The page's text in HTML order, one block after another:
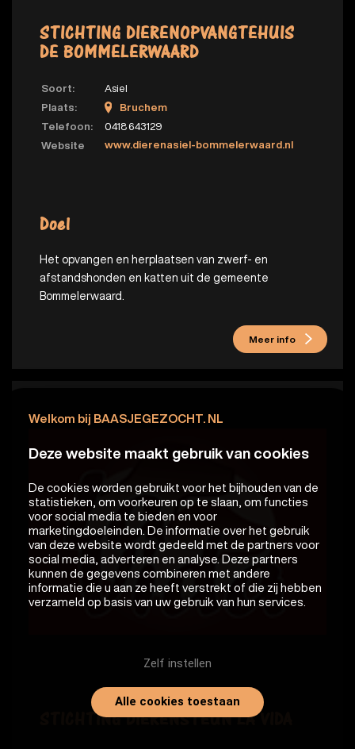
Welkom bij BAASJEGEZOCHT. NL
Deze website maakt gebruik van cookies
De cookies worden gebruikt voor het bijhouden van de
statistieken, om voorkeuren op te slaan, om functies
voor social media te bieden en voor
marketingdoeleinden. De informatie over het gebruik
van deze website wordt gedeeld met de partners voor
social media, adverteren en analyse. Deze partners
kunnen de gegevens combineren met andere
informatie die u aan ze heeft verstrekt of die zij hebben
verzameld op basis van uw gebruik van hun services.
Zelf instellen
Alle cookies toestaan
STICHTING DIERENOPVANGTEHUIS
DE BOMMELERWAARD
Soort:
Asiel
Plaats:
Bruchem
Telefoon:
0418 643129
Website
www.dierenasiel-bommelerwaard.nl
Doel
Het opvangen en herplaatsen van zwerf- en
afstandshonden en katten uit de gemeente
Bommelerwaard.
Meer info
STICHTING DIERENSTEUN LA VIDA